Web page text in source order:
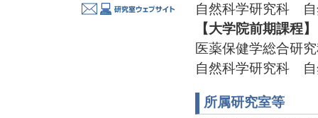
自然科学研究科 自
【大学院前期課程】
医薬保健学総合研
自然科学研究科 自
所属研究室等